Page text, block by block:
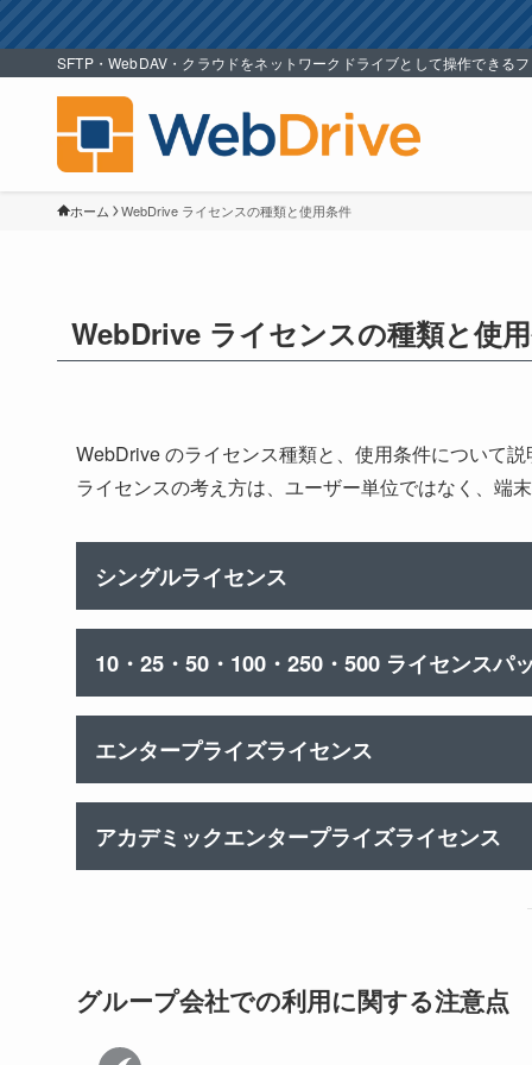
SFTP・WebDAV・クラウドをネットワークドライブとして操作できる
ホーム WebDrive ライセンスの種類と使用条件
WebDrive ライセンスの種類と使
WebDrive のライセンス種類と、使用条件について
ライセンスの考え方は、ユーザー単位ではなく、端
シングルライセンス
10・25・50・100・250・500 ライセンスパ
エンタープライズライセンス
アカデミックエンタープライズライセンス
グループ会社での利用に関する注意点